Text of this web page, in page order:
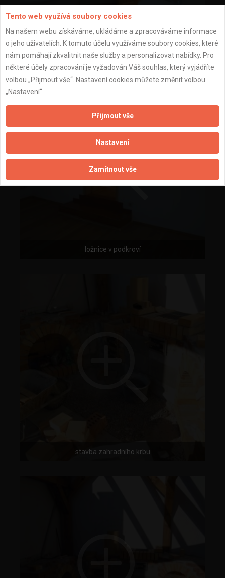
koupelna v podkroví
ložnice v podkroví
stavba zahradního krbu
Tento web využívá soubory cookies
Na našem webu získáváme, ukládáme a zpracováváme informace
o jeho uživatelích. K tomuto účelu využíváme soubory cookies, které
nám pomáhají zkvalitnit naše služby a personalizovat nabídky. Pro
některé účely zpracování je vyžadován Váš souhlas, který vyjádříte
volbou „Přijmout vše“. Nastavení cookies můžete změnit volbou
„Nastavení“.
Přijmout vše
Nastavení
Zamítnout vše